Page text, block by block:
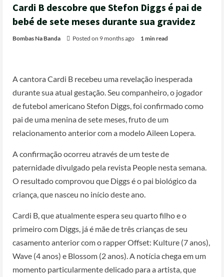
Cardi B descobre que Stefon Diggs é pai de
bebé de sete meses durante sua gravidez
Bombas Na Banda Posted on 9 months ago 1 min read
A cantora Cardi B recebeu uma revelação inesperada
durante sua atual gestação. Seu companheiro, o jogador
de futebol americano Stefon Diggs, foi confirmado como
pai de uma menina de sete meses, fruto de um
relacionamento anterior com a modelo Aileen Lopera.
A confirmação ocorreu através de um teste de
paternidade divulgado pela revista People nesta semana.
O resultado comprovou que Diggs é o pai biológico da
criança, que nasceu no início deste ano.
Cardi B, que atualmente espera seu quarto filho e o
primeiro com Diggs, já é mãe de três crianças de seu
casamento anterior com o rapper Offset: Kulture (7 anos),
Wave (4 anos) e Blossom (2 anos). A notícia chega em um
momento particularmente delicado para a artista, que